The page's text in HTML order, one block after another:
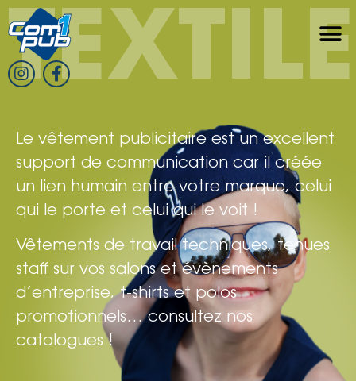
Le vêtement publicitaire est un excellent
support de communication car il créée
un lien humain entre votre marque, celui
qui le porte et celui qui le voit !
Vêtements de travail techniques, tenues
staff sur vos salons et évènements
d’entreprise, t-shirts et polos
promotionnels… consultez nos
catalogues !